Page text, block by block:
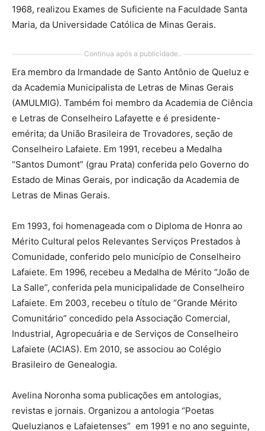
1968, realizou Exames de Suficiente na Faculdade Santa
Maria, da Universidade Católica de Minas Gerais.
Continua após a publicidade..
Era membro da Irmandade de Santo Antônio de Queluz e
da Academia Municipalista de Letras de Minas Gerais
(AMULMIG). Também foi membro da Academia de Ciência
e Letras de Conselheiro Lafayette e é presidente-
emérita; da União Brasileira de Trovadores, seção de
Conselheiro Lafaiete. Em 1991, recebeu a Medalha
“Santos Dumont” (grau Prata) conferida pelo Governo do
Estado de Minas Gerais, por indicação da Academia de
Letras de Minas Gerais.
Em 1993, foi homenageada com o Diploma de Honra ao
Mérito Cultural pelos Relevantes Serviços Prestados à
Comunidade, conferido pelo município de Conselheiro
Lafaiete. Em 1996, recebeu a Medalha de Mérito “João de
La Salle”, conferida pela municipalidade de Conselheiro
Lafaiete. Em 2003, recebeu o título de “Grande Mérito
Comunitário” concedido pela Associação Comercial,
Industrial, Agropecuária e de Serviços de Conselheiro
Lafaiete (ACIAS). Em 2010, se associou ao Colégio
Brasileiro de Genealogia.
Avelina Noronha soma publicações em antologias,
revistas e jornais. Organizou a antologia “Poetas
Queluzianos e Lafaietenses” em 1991 e no ano seguinte,